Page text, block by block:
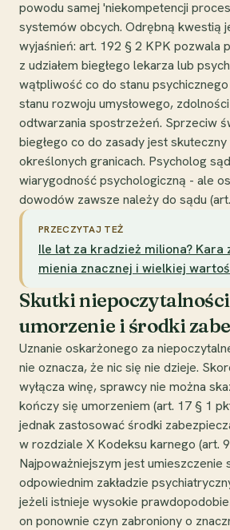
powodu samej 'niekompetencji
systemów obcych. Odrębną kwestią
wyjaśnień: art. 192 § 2 KPK pozwala
z udziałem biegłego lekarza lub
wątpliwość co do stanu
stanu rozwoju umysłowego,
odtwarzania spostrzeżeń. Sprzeciw
biegłego co do zasady jest
określonych granicach. Psycholog
wiarygodność psychologiczną - ale
dowodów zawsze należy do sądu
PRZECZYTAJ TEŻ
Ile lat za kradzież miliona? Kara
mienia znacznej i wielkiej
Skutki
umorzenie i środki
Uznanie oskarżonego za
nie oznacza, że nic się nie dzieje.
wyłącza winę, sprawcy nie można
kończy się umorzeniem (art. 17 § 1
jednak zastosować środki
w rozdziale X Kodeksu karnego (art.
Najpoważniejszym jest umieszczenie
odpowiednim zakładzie
jeżeli istnieje wysokie
on ponownie czyn zabroniony o